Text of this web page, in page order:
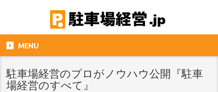
MENU
駐車場経営のプロがノウハウ公開『駐車
場経営のすべて』